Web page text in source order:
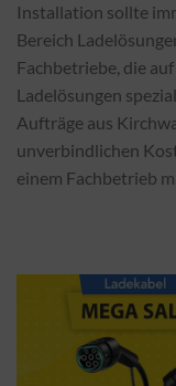
Installation sollte
Bereich
Fachbetriebe, die
Ladelösungen
Aufträge aus
unverbindlichen
einem Fachbetrieb